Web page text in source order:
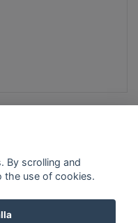
By scrolling and
the use of cookies.